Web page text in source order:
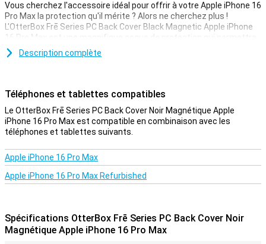
Vous cherchez l'accessoire idéal pour offrir à votre Apple iPhone 16
Pro Max la protection qu'il mérite ? Alors ne cherchez plus !
L'OtterBox Frē Series PC Back Cover Black Magnetic Apple iPhone
16 Pro Max est une magnifique coque de protection qui permettra
à votre téléphone de durer le plus longtemps possible.
également l'avant de votre téléphone grâce à son protecteur
d'écran intégré.
Optez pour un étui durable
évidemment conserver votre téléphone en bon état le plus
longtemps possible. Vous pouvez le faire avec cet étui durable
fabriqué à partir de matériaux recyclés. Vous faites ainsi coup
permet également de bien protéger votre téléphone !
Description complète
Téléphones et tablettes compatibles
Le OtterBox Frē Series PC Back Cover Noir Magnétique Apple
iPhone 16 Pro Max est compatible en combinaison avec les
téléphones et tablettes suivants.
Apple iPhone 16 Pro Max
Apple iPhone 16 Pro Max Refurbished
Spécifications OtterBox Frē Series PC Back Cover Noir
Magnétique Apple iPhone 16 Pro Max